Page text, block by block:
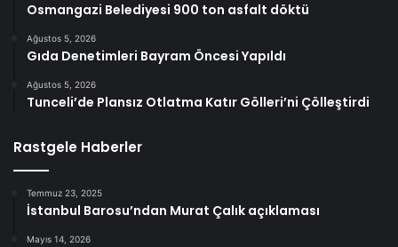
Osmangazi Belediyesi 900 ton asfalt döktü
Ağustos 5, 2026
Gıda Denetimleri Bayram Öncesi Yapıldı
Ağustos 5, 2026
Tunceli’de Plansız Otlatma Katır Gölleri’ni Çölleştirdi
Rastgele Haberler
Temmuz 23, 2025
İstanbul Barosu’ndan Murat Çalık açıklaması
Mayıs 14, 2026